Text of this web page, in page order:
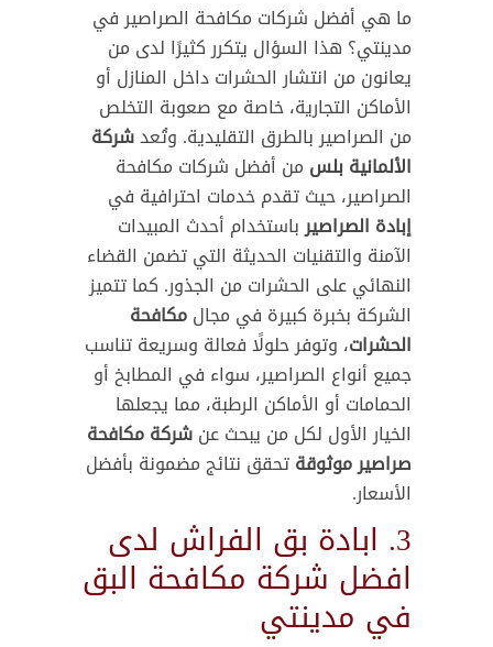
ما هي أفضل شركات مكافحة الصراصير في
مدينتي؟ هذا السؤال يتكرر كثيرًا لدى من
يعانون من انتشار الحشرات داخل المنازل أو
الأماكن التجارية، خاصة مع صعوبة التخلص
من الصراصير بالطرق التقليدية. وتُعدشركة
الألمانية بلس من أفضل شركات مكافحة
الصراصير، حيث تقدم خدمات احترافية في
إبادة الصراصيرباستخدام أحدث المبيدات
الآمنة والتقنيات الحديثة التي تضمن القضاء
النهائي على الحشرات من الجذور. كما تتميز
الشركة بخبرة كبيرة في مجالمكافحة
الحشرات، وتوفر حلولًا فعالة وسريعة تناسب
جميع أنواع الصراصير، سواء في المطابخ أو
الحمامات أو الأماكن الرطبة، مما يجعلها
الخيار الأول لكل من يبحث عنشركة مكافحة
صراصير موثوقةتحقق نتائج مضمونة بأفضل
الأسعار.
3. ابادة بق الفراش لدى
افضل شركة مكافحة البق
في مدينتي